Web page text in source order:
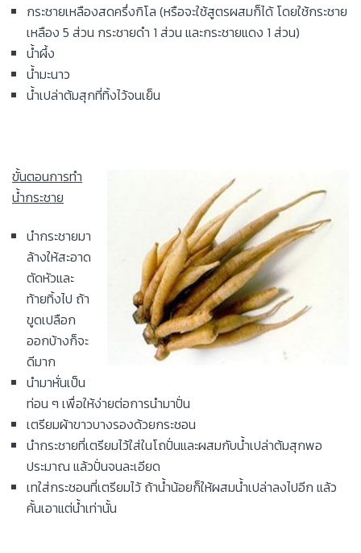
กระชายเหลืองสดครึ่งกิโล (หรือจะใช้สูตรผสมก็ได้ โดยใช้กระชาย
เหลือง 5 ส่วน กระชายดำ 1 ส่วน และกระชายแดง 1 ส่วน)
น้ำผึ้ง
น้ำมะนาว
น้ำเปล่าต้มสุกที่ทิ้งไว้จนเย็น
ขั้นตอนการทำ
น้ำกระชาย
นำกระชายมา
ล้างให้สะอาด
ตัดหัวและ
ท้ายทิ้งไป ถ้า
ขูดเปลือก
ออกบ้างก็จะ
ดีมาก
นำมาหั่นเป็น
ท่อน ๆ เพื่อให้ง่ายต่อการนำมาปั่น
เตรียมผ้าขาวบางรองด้วยกระชอน
นำกระชายที่เตรียมไว้ใส่ในโถปั่นและผสมกับน้ำเปล่าต้มสุกพอ
ประมาณ แล้วปั่นจนละเอียด
เทใส่กระชอนที่เตรียมไว้ ถ้าน้ำน้อยก็ให้ผสมน้ำเปล่าลงไปอีก แล้ว
คั้นเอาแต่น้ำเท่านั้น